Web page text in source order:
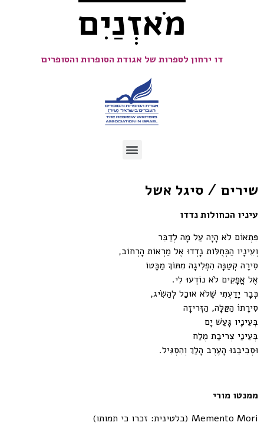
מֹאזְנַיִם
דו ירחון לספרות של אגודת הסופרות והסופרים
שירים / סיגל אשל
עיניו הכחולות נדדו
פִּתְאוֹם לֹא הָיָה עַל מָה לְדַבֵּר
וְעֵינָיו הַכְּחֻלּוֹת נָדְדוּ אֶל מַרְאוֹת הָרְחוֹב,
סִירָה קְטַנָּה הִפְלִיגָה מִתּוֹךְ מַבָּטוֹ
אֶל אֳפָקִים לֹא נוֹדְעוּ לִי.
כְּבָר יָדַעְתִּי שֶׁלֹּא אוּכַל לְהַשִּׂיג,
סִירָתוֹ הַקַּלָּה, הַזְִּריזָה
בְּעֵינָיו גָּעַשׁ יָם
בְּעֵינַי צְִריבַת מֶלַח
וּסְבִיבֵנוּ הָעֶרֶב הָלַךְ וְהִסְגִּיל.
ממנטו מורי
Memento Mori (בלטינית: זכרו כי תמותו)